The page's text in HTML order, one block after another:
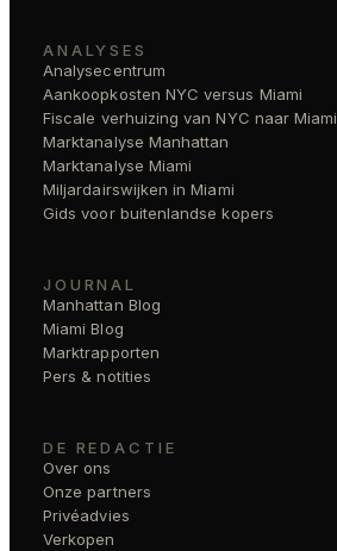
ANALYSES
Analysecentrum
Aankoopkosten NYC versus Miami
Fiscale verhuizing van NYC naar Miami
Marktanalyse Manhattan
Marktanalyse Miami
Miljardairswijken in Miami
Gids voor buitenlandse kopers
JOURNAL
Manhattan Blog
Miami Blog
Marktrapporten
Pers & notities
DE REDACTIE
Over ons
Onze partners
Privéadvies
Verkopen